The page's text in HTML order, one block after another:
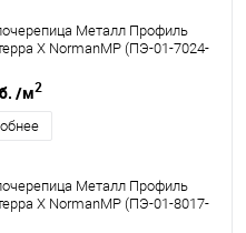
Металл Профиль
X NormanMP (ПЭ-01-7024-
/м2
Металл Профиль
X NormanMP (ПЭ-01-8017-